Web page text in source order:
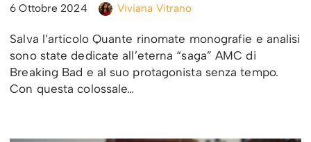
6 Ottobre 2024 Viviana Vitrano
Salva l’articolo Quante rinomate monografie e analisi
sono state dedicate all’eterna “saga” AMC di
Breaking Bad e al suo protagonista senza tempo.
Con questa colossale…